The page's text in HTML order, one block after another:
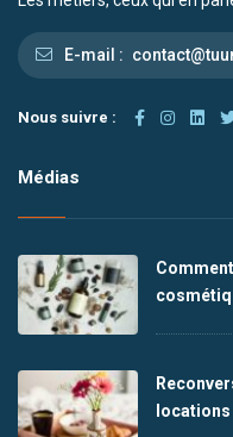
E-mail :
Nous suivre :
Médias